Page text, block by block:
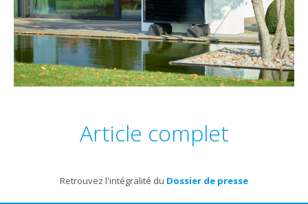
Article complet
Retrouvez l'intégralité du Dossier de presse